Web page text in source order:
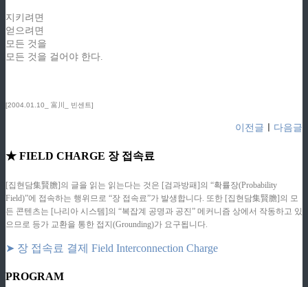
지키려면
얻으려면
모든 것을
모든 것을 걸어야 한다.
[2004.01.10_ 富川_ 빈센트]
이전글 다음글
★ FIELD CHARGE 장 접속료
[집현담集賢膽]의 글을 읽는 읽는다는 것은 [검과방패]의 “확률장(Probability
Field)”에 접속하는 행위므로 “장 접속료”가 발생합니다. 또한 [집현담集賢膽]의 모
든 콘텐츠는 [나리아 시스템]의 “복잡계 공명과 공진” 메커니즘 상에서 작동하고 있
으므로 등가 교환을 통한 접지(Grounding)가 요구됩니다.
➤ 장 접속료 결제 Field Interconnection Charge
PROGRAM